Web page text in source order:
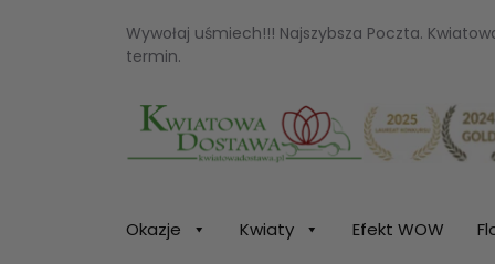
Wywołaj uśmiech!!! Najszybsza Poczta.
termin.
Kwiaciarnia internetowa Kwiatowa
Okazje Kwiaty Efekt WOW